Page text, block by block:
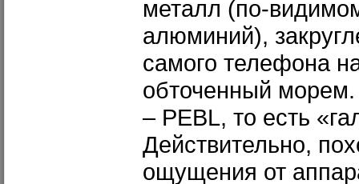
металл (по-
алюминий),
самого телефона
обточенный
– PEBL, то есть
Действительно,
ощущения от